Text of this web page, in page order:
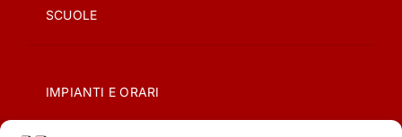
SCUOLE
IMPIANTI E ORARI